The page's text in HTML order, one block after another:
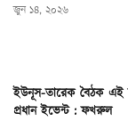
জুন ১৪, ২০২৬
ইউনূস-তারেক বৈঠক এই
প্রধান ইভেন্ট : ফখরুল